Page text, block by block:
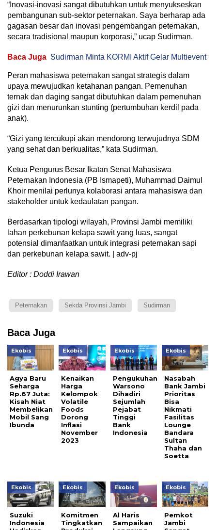
“Inovasi-inovasi sangat dibutuhkan untuk menyukseskan
pembangunan sub-sektor peternakan. Saya berharap ada
gagasan besar dan inovasi pengembangan peternakan,
secara tradisional maupun korporasi,” ucap Sudirman.
Baca Juga Sudirman Minta KORMI Aktif Gelar Multievent
Peran mahasiswa peternakan sangat strategis dalam
upaya mewujudkan ketahanan pangan. Pemenuhan
ternak dan daging sangat dibutuhkan dalam pemenuhan
gizi dan menurunkan stunting (pertumbuhan kerdil pada
anak).
“Gizi yang tercukupi akan mendorong terwujudnya SDM
yang sehat dan berkualitas,” kata Sudirman.
Ketua Pengurus Besar Ikatan Senat Mahasiswa
Peternakan Indonesia (PB Ismapeti), Muhammad Daimul
Khoir menilai perlunya kolaborasi antara mahasiswa dan
stakeholder untuk kedaulatan pangan.
Berdasarkan tipologi wilayah, Provinsi Jambi memiliki
lahan perkebunan kelapa sawit yang luas, sangat
potensial dimanfaatkan untuk integrasi peternakan sapi
dan perkebunan kelapa sawit. | adv-pj
Editor : Doddi Irawan
Peternakan Sekda Provinsi Jambi Sudirman
Baca Juga
Ekobis
Agya Baru
Seharga
Rp.67 Juta:
Kisah Niat
Membelikan
Mobil Sang
Ibunda
Ekobis
Kenaikan
Harga
Kelompok
Volatile
Foods
Dorong
Inflasi
November
2023
Ekobis
Pengukuhan
Warsono
Dihadiri
Sejumlah
Pejabat
Tinggi
Bank
Indonesia
Ekobis
Nasabah
Bank Jambi
Prioritas
Bisa
Nikmati
Fasilitas
Lounge
Bandara
Sultan
Thaha dan
Soetta
Ekobis
Suzuki
Indonesia
Ekobis
Komitmen
Tingkatkan
Ekobis
Al Haris
Sampaikan
Ekobis
Pemkot
Jambi